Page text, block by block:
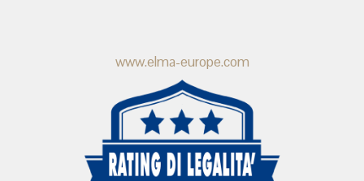
www.elma-europe.com